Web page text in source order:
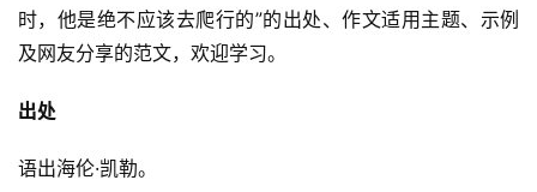
时，他是绝不应该去爬行的”的出处、作文适用主题、示例
及网友分享的范文，欢迎学习。
出处
语出海伦·凯勒。